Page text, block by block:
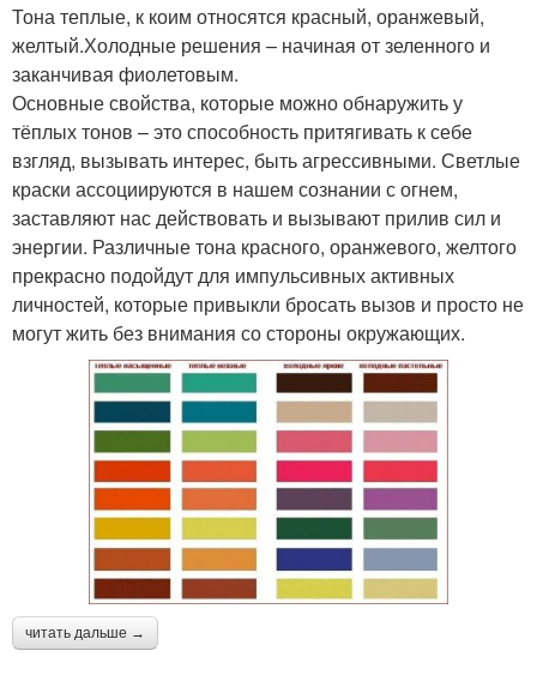
Тона теплые, к коим относятся красный, оранжевый,
желтый.Холодные решения – начиная от зеленного и
заканчивая фиолетовым.
Основные свойства, которые можно обнаружить у
тёплых тонов – это способность притягивать к себе
взгляд, вызывать интерес, быть агрессивными. Светлые
краски ассоциируются в нашем сознании с огнем,
заставляют нас действовать и вызывают прилив сил и
энергии. Различные тона красного, оранжевого, желтого
прекрасно подойдут для импульсивных активных
личностей, которые привыкли бросать вызов и просто не
могут жить без внимания со стороны окружающих.
читать дальше →